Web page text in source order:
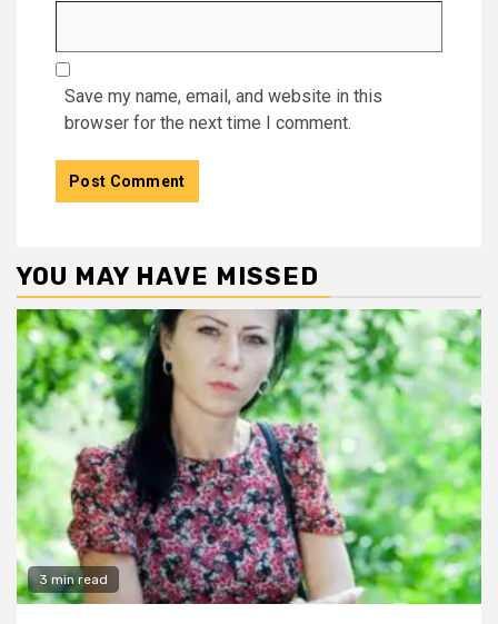
Save my name, email, and website in this
browser for the next time I comment.
YOU MAY HAVE MISSED
3 min read